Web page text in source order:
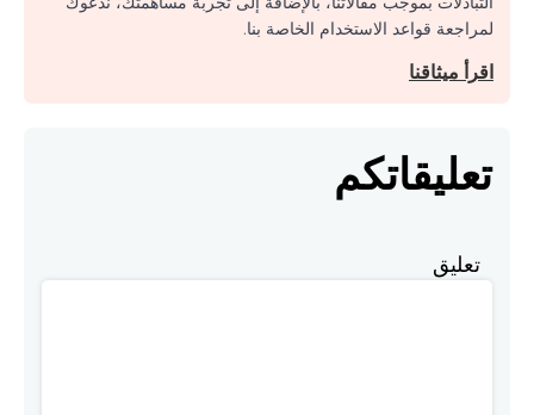
لمراجعة قواعد الاستخدام الخاصة بنا.
اقرأ ميثاقنا
تعليقاتكم
تعليق